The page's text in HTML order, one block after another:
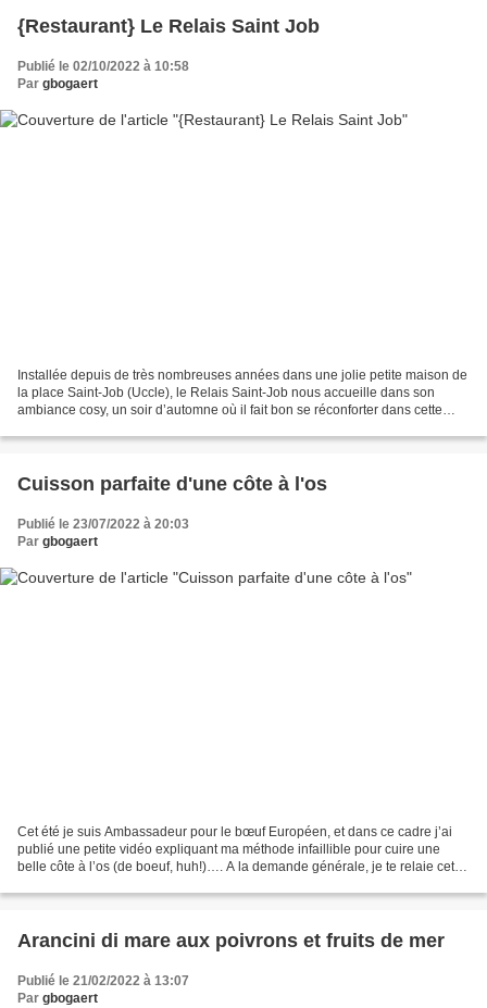
{Restaurant} Le Relais Saint Job
Publié le 02/10/2022 à 10:58
Par gbogaert
Installée depuis de très nombreuses années dans une jolie petite maison de
la place Saint-Job (Uccle), le Relais Saint-Job nous accueille dans son
ambiance cosy, un soir d’automne où il fait bon se réconforter dans cette
Cuisson parfaite d'une côte à l'os
Publié le 23/07/2022 à 20:03
Par gbogaert
Cet été je suis Ambassadeur pour le bœuf Européen, et dans ce cadre j’ai
publié une petite vidéo expliquant ma méthode infaillible pour cuire une
belle côte à l’os (de boeuf, huh!)…. A la demande générale, je te relaie cette
Arancini di mare aux poivrons et fruits de mer
Publié le 21/02/2022 à 13:07
Par gbogaert